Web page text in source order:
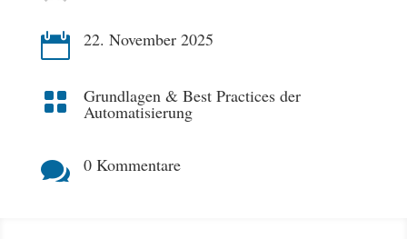
 22. November 2025
 Grundlagen & Best Practices der
Automatisierung
 0 Kommentare